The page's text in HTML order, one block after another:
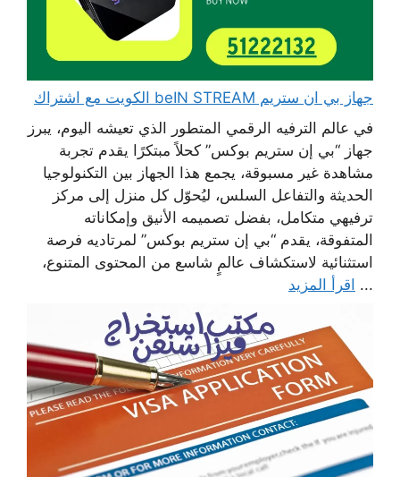
جهاز بي ان ستريم beIN STREAM الكويت مع اشتراك
في عالم الترفيه الرقمي المتطور الذي تعيشه اليوم، يبرز
جهاز “بي إن ستريم بوكس” كحلاً مبتكرًا يقدم تجربة
مشاهدة غير مسبوقة، يجمع هذا الجهاز بين التكنولوجيا
الحديثة والتفاعل السلس، ليُحوّل كل منزل إلى مركز
ترفيهي متكامل، بفضل تصميمه الأنيق وإمكاناته
المتفوقة، يقدم “بي إن ستريم بوكس” لمرتاديه فرصة
استثنائية لاستكشاف عالمٍ شاسع من المحتوى المتنوع،
... اقرأ المزيد